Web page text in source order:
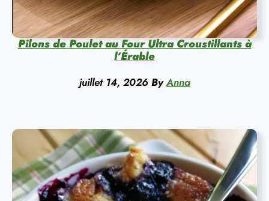
Pilons de Poulet au Four Ultra Croustillants à
l’Érable
juillet 14, 2026 By Anna